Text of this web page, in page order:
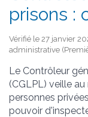
prisons :
Vérifié le 27 janvier
administrative
Le Contrôleur
(CGLPL) veille
personnes
pouvoir